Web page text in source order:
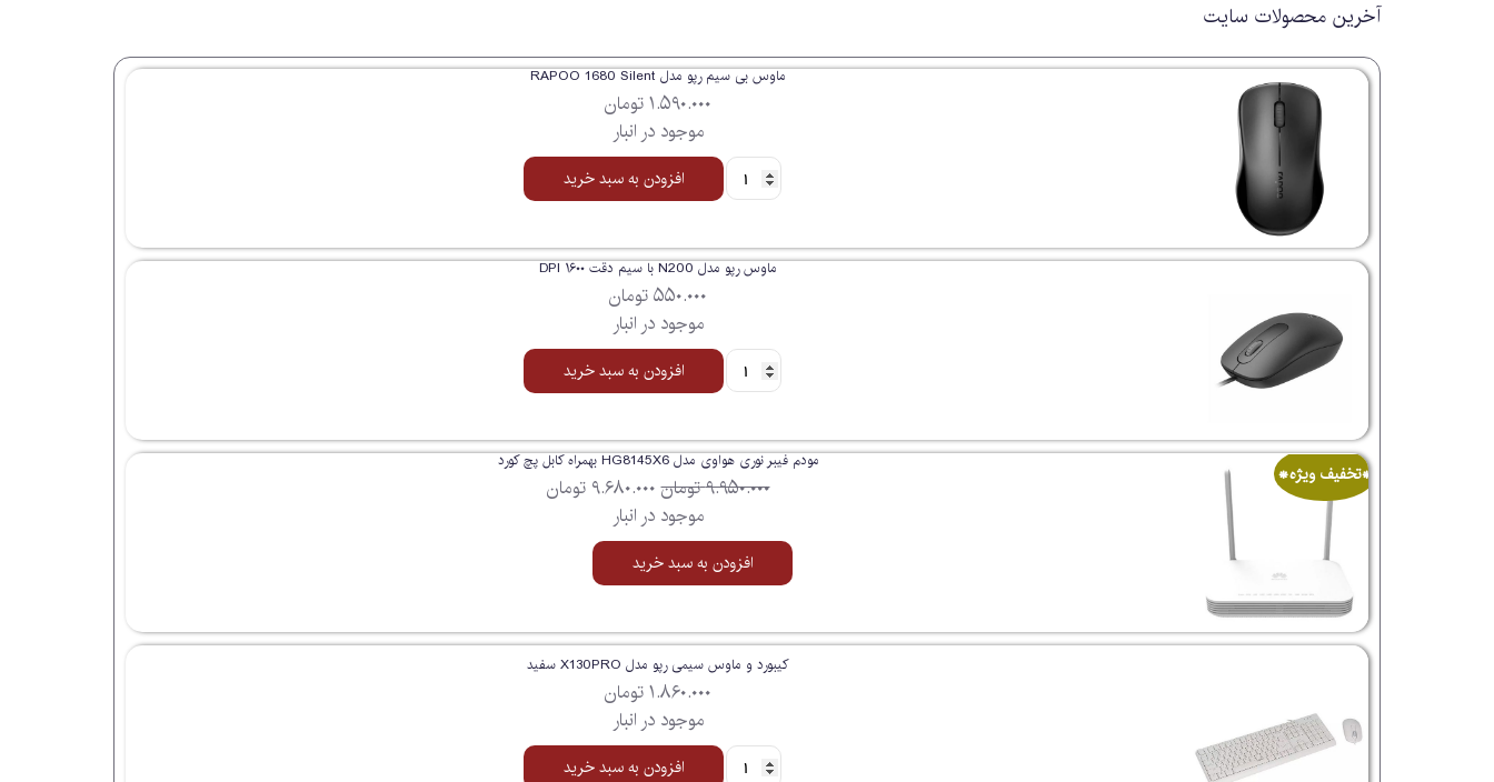
آخرین محصولات سایت
ماوس بی سیم رپو مدل RAPOO 1680 Silent
۱.۵۹۰.۰۰۰تومان
موجود در انبار
افزودن به سبد خرید
ماوس رپو مدل N200 با سیم دقت ۱۶۰۰ DPI
۵۵۰.۰۰۰تومان
موجود در انبار
افزودن به سبد خرید
*تخفیف ویژه*
مودم فیبر نوری هواوی مدل HG8145X6 بهمراه کابل پچ کورد
۹.۹۵۰.۰۰۰تومان ۹.۶۸۰.۰۰۰ تومان
موجود در انبار
افزودن به سبد خرید
کیبورد و ماوس سیمی رپو مدل X130PRO سفید
۱.۸۶۰.۰۰۰تومان
موجود در انبار
افزودن به سبد خرید